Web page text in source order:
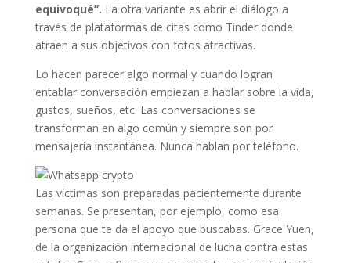
equivoqué”. La otra variante es abrir el diálogo a
través de plataformas de citas como Tinder donde
atraen a sus objetivos con fotos atractivas.
Lo hacen parecer algo normal y cuando logran
entablar conversación empiezan a hablar sobre la vida,
gustos, sueños, etc. Las conversaciones se
transforman en algo común y siempre son por
mensajería instantánea. Nunca hablan por teléfono.
Las víctimas son preparadas pacientemente durante
semanas. Se presentan, por ejemplo, como esa
persona que te da el apoyo que buscabas. Grace Yuen,
de la organización internacional de lucha contra estas